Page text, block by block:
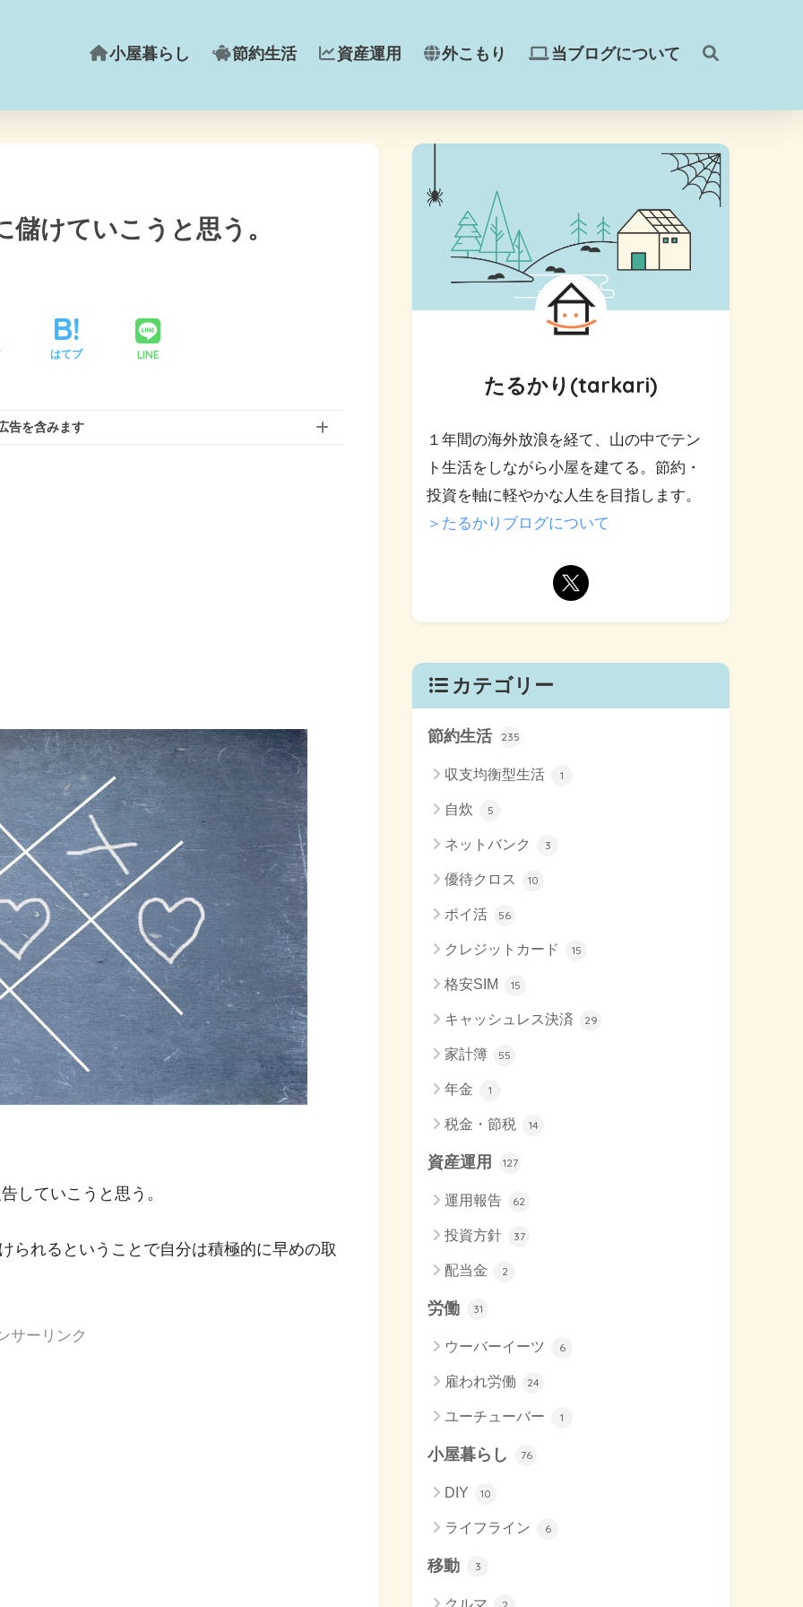
小屋暮らし 節約生活 資産運用 外こもり 当ブログについて
けていこうと思う。
はてブ LINE
告を含みます
していこうと思う。
られるということで自分は積極的に早めの取
サーリンク
たるかり(tarkari)
１年間の海外放浪を経て、山の中でテン
ト生活をしながら小屋を建てる。節約・
投資を軸に軽やかな人生を目指します。
＞たるかりブログについて
カテゴリー
節約生活 235
収支均衡型生活 1
自炊 5
ネットバンク 3
優待クロス 10
ポイ活 56
クレジットカード 15
格安SIM 15
キャッシュレス決済 29
家計簿 55
年金 1
税金・節税 14
資産運用 127
運用報告 62
投資方針 37
配当金 2
労働 31
ウーバーイーツ 6
雇われ労働 24
ユーチューバー 1
小屋暮らし 76
DIY 10
ライフライン 6
移動 3
クルマ